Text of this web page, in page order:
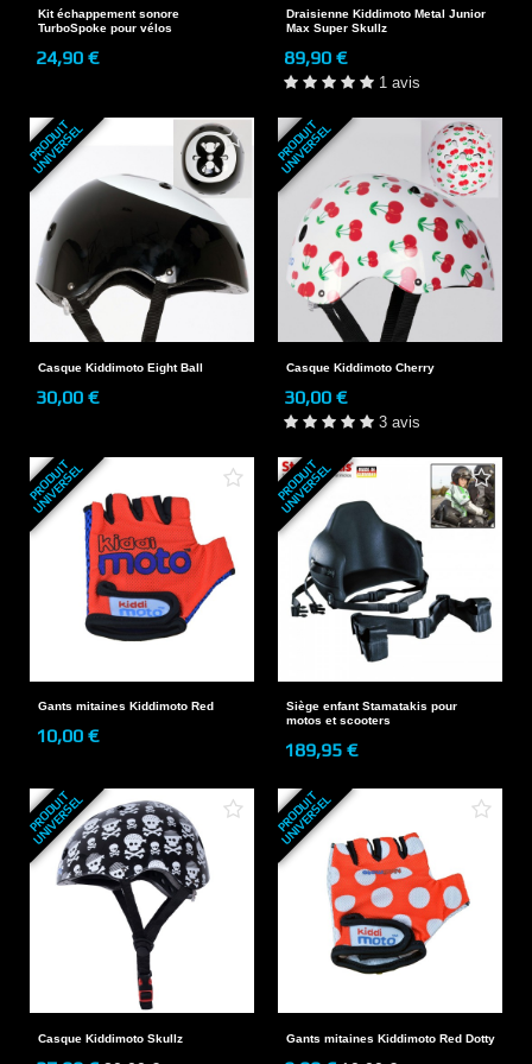
Kit échappement sonore
TurboSpoke pour vélos
24,90 €
Draisienne Kiddimoto Metal Junior
Max Super Skullz
89,90 €
1 avis
P
R
O
D
U
I
T
U
N
I
V
E
R
S
E
L
Casque Kiddimoto Eight Ball
30,00 €
P
R
O
D
U
I
T
U
N
I
V
E
R
S
E
L
Casque Kiddimoto Cherry
30,00 €
3 avis
P
R
O
D
U
I
T
U
N
I
V
E
R
S
E
L
Gants mitaines Kiddimoto Red
10,00 €
P
R
O
D
U
I
T
U
N
I
V
E
R
S
E
L
Siège enfant Stamatakis pour
motos et scooters
189,95 €
P
R
O
D
U
I
T
U
N
I
V
E
R
S
E
L
Casque Kiddimoto Skullz
P
R
O
D
U
I
T
U
N
I
V
E
R
S
E
L
Gants mitaines Kiddimoto Red Dotty